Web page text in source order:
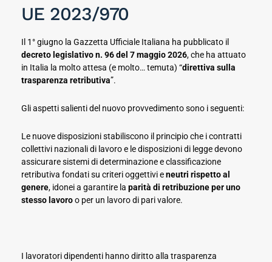
UE 2023/970
Il 1° giugno la Gazzetta Ufficiale Italiana ha pubblicato il
decreto legislativo n. 96 del 7 maggio 2026, che ha attuato
in Italia la molto attesa (e molto… temuta) “direttiva sulla
trasparenza retributiva”.
Gli aspetti salienti del nuovo provvedimento sono i seguenti:
Le nuove disposizioni stabiliscono il principio che i contratti
collettivi nazionali di lavoro e le disposizioni di legge devono
assicurare sistemi di determinazione e classificazione
retributiva fondati su criteri oggettivi eneutri rispetto al
genere, idonei a garantire la parità di retribuzione per uno
stesso lavoroo per un lavoro di pari valore.
I lavoratori dipendenti hanno diritto alla trasparenza